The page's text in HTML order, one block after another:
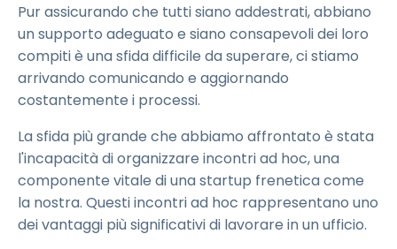
Pur assicurando che tutti siano addestrati, abbiano
un supporto adeguato e siano consapevoli dei loro
compiti è una sfida difficile da superare, ci stiamo
arrivando comunicando e aggiornando
costantemente i processi.
La sfida più grande che abbiamo affrontato è stata
l'incapacità di organizzare incontri ad hoc, una
componente vitale di una startup frenetica come
la nostra. Questi incontri ad hoc rappresentano uno
dei vantaggi più significativi di lavorare in un ufficio.